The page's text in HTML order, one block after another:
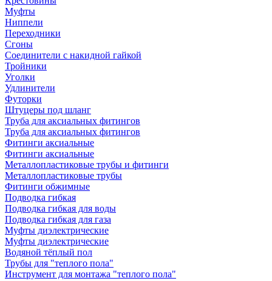
Муфты
Ниппели
Переходники
Сгоны
Соединители с накидной гайкой
Тройники
Уголки
Удлинители
Футорки
Штуцеры под шланг
Труба для аксиальных фитингов
Труба для аксиальных фитингов
Фитинги аксиальные
Фитинги аксиальные
Металлопластиковые трубы и фитинги
Металлопластиковые трубы
Фитинги обжимные
Подводка гибкая
Подводка гибкая для воды
Подводка гибкая для газа
Муфты диэлектрические
Муфты диэлектрические
Водяной тёплый пол
Трубы для "теплого пола"
Инструмент для монтажа "теплого пола"